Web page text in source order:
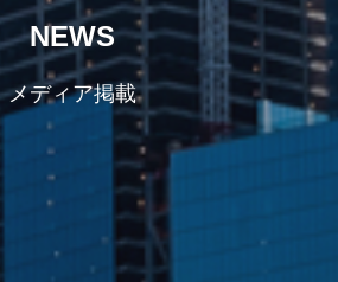
NEWS
メディア掲載